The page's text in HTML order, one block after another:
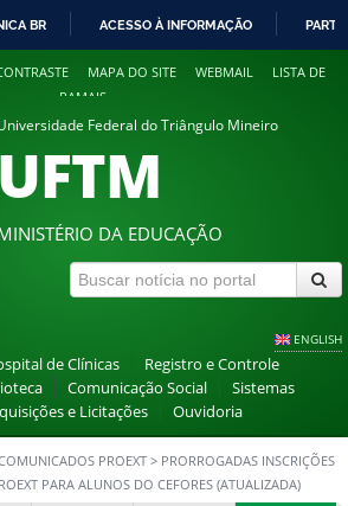
BR ACESSO À INFORMAÇÃO
MAPA DO SITE WEBMAIL
LISTA DE
RAMAIS
Federal do Triângulo Mineiro
UFTM
DA EDUCAÇÃO
ENGLISH
de Clínicas
Registro e Controle
Comunicação Social
Sistemas
e Licitações Ouvidoria
PROEXT > PRORROGADAS INSCRIÇÕES
PARA ALUNOS DO CEFORES (ATUALIZADA)